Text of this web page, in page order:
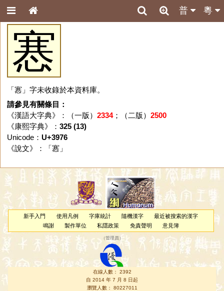
粵
普
㥶
「㥶」字未收錄於本資料庫。
請參見有關條目：
《漢語大字典》：（一版） 2334；（二版） 2500
《康熙字典》： 325 (13)
Unicode： U+3976
《說文》：「 㥶」
新手入門 使用凡例 字庫統計 隨機漢字
最近被搜索的漢字
鳴謝
製作單位 私隱政策 免責聲明 意見簿
（管理員 ）
在線人數： 2392
自 2014 年 7 月 8 日起
瀏覽人數： 80227011